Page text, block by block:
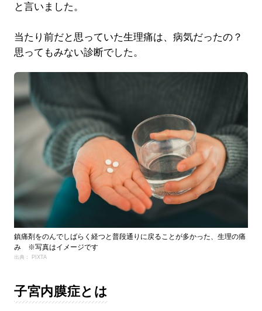
と言いました。
当たり前だと思っていた生理痛は、病気だったの？
思ってもみない診断でした。
鎮痛剤をのんでしばらく経つと普段通りに戻ることが多かった、生理の痛
み ※写真はイメージです
出典： PIXTA
子宮内膜症とは